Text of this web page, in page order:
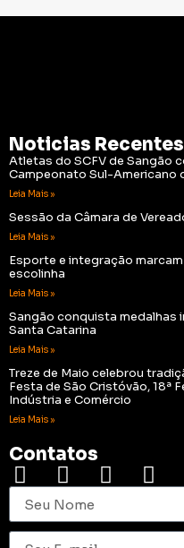
Noticias Recentes
Atletas do SCFV de Sangão
Campeonato Sul-Americano
Leia Mais »
Sessão da Câmara de
Leia Mais »
Esporte e integração
escolinha
Leia Mais »
Sangão conquista
Santa Catarina
Leia Mais »
Treze de Maio celebrou
Festa de São Cristóvão, 18ª
Indústria e Comércio
Leia Mais »
Contatos